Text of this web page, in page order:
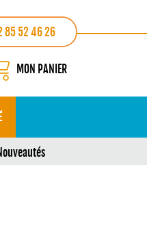
85 52 46 26
MON PANIER